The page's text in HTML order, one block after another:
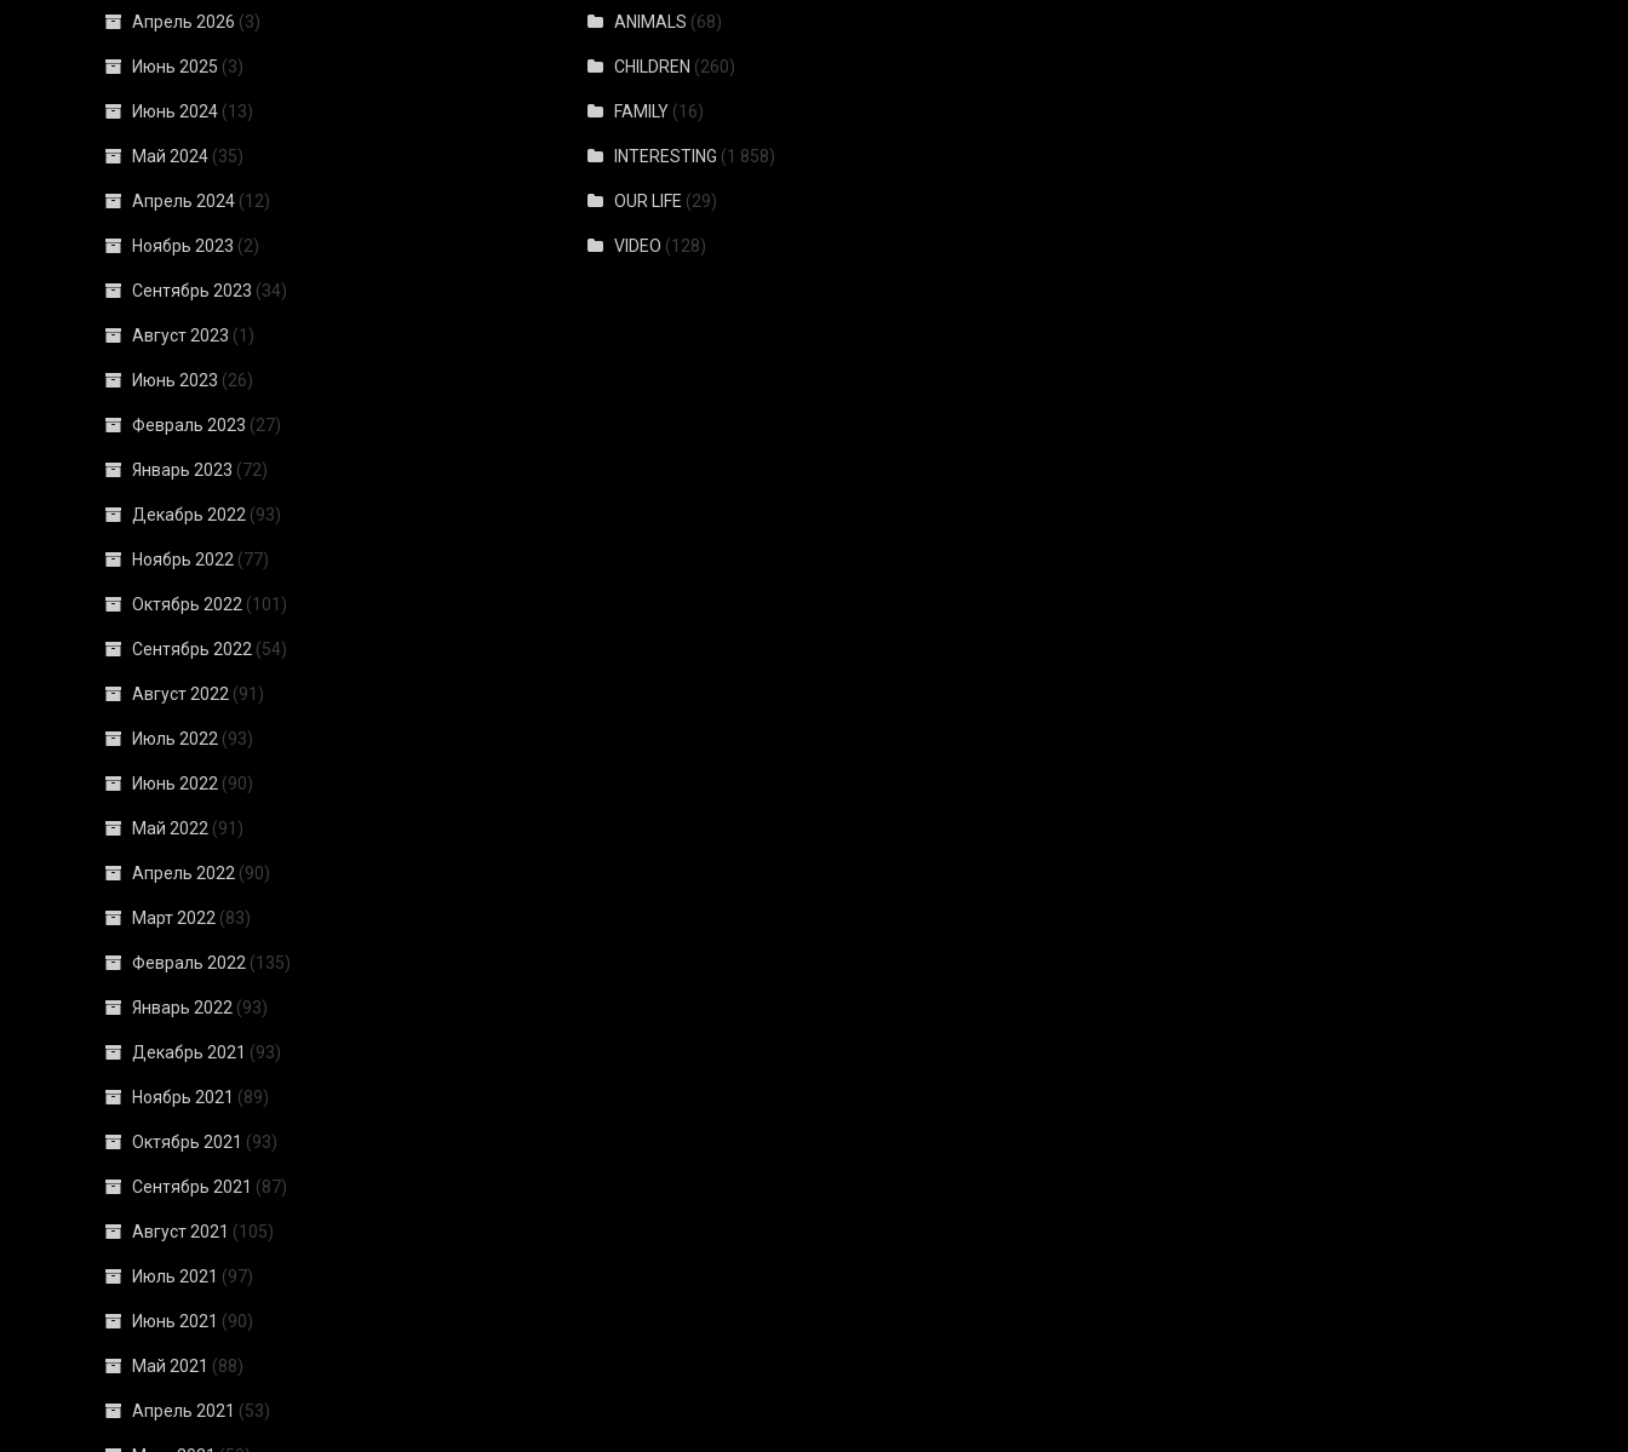
Апрель 2026 (3)
Июнь 2025 (3)
Июнь 2024 (13)
Май 2024 (35)
Апрель 2024 (12)
Ноябрь 2023 (2)
Сентябрь 2023 (34)
Август 2023 (1)
Июнь 2023 (26)
Февраль 2023 (27)
Январь 2023 (72)
Декабрь 2022 (93)
Ноябрь 2022 (77)
Октябрь 2022 (101)
Сентябрь 2022 (54)
Август 2022 (91)
Июль 2022 (93)
Июнь 2022 (90)
Май 2022 (91)
Апрель 2022 (90)
Март 2022 (83)
Февраль 2022 (135)
Январь 2022 (93)
Декабрь 2021 (93)
Ноябрь 2021 (89)
Октябрь 2021 (93)
Сентябрь 2021 (87)
Август 2021 (105)
Июль 2021 (97)
Июнь 2021 (90)
Май 2021 (88)
Апрель 2021 (53)
ANIMALS (68)
CHILDREN (260)
FAMILY (16)
INTERESTING (1 858)
OUR LIFE (29)
VIDEO (128)